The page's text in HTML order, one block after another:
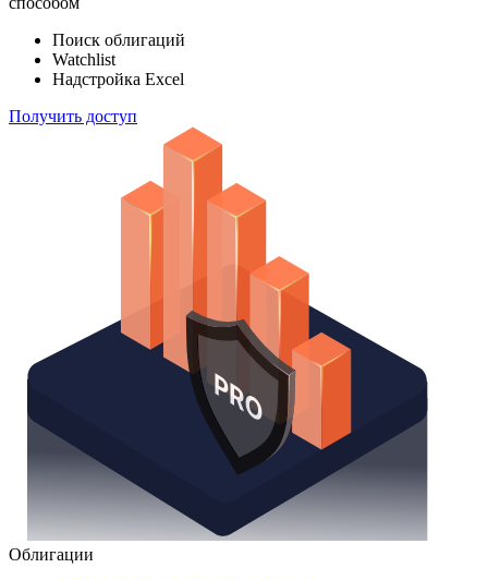
Поиск облигаций
Watchlist
Надстройка Excel
Получить доступ
Облигации